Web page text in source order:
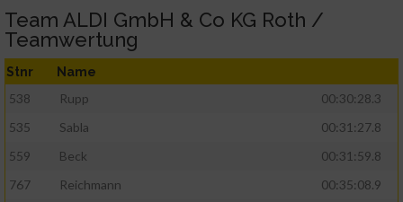
Team ALDI GmbH & Co KG Roth /
Teamwertung
Stnr Name
538 Rupp
00:30:28.3
535
Sabla
00:31:27.8
559
Beck
00:31:59.8
767
Reichmann
00:35:08.9